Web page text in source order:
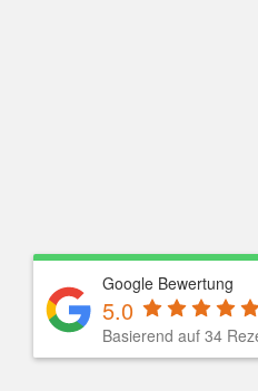
Google Bewertung
5.0
Basierend auf 34